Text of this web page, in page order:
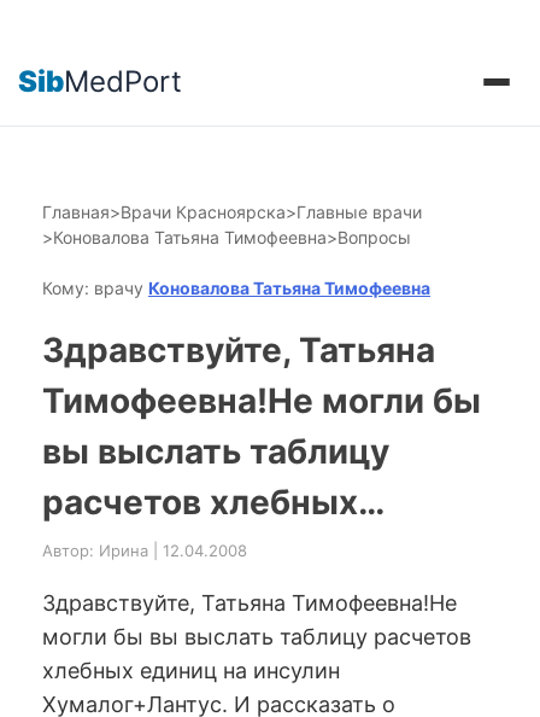
SibMedPort
Главная>Врачи Красноярска>Главные врачи
>Коновалова Татьяна Тимофеевна>Вопросы
Кому: врачу Коновалова Татьяна Тимофеевна
Здравствуйте, Татьяна
Тимофеевна!Не могли бы
вы выслать таблицу
расчетов хлебных…
Автор: Ирина | 12.04.2008
Здравствуйте, Татьяна Тимофеевна!Не
могли бы вы выслать таблицу расчетов
хлебных единиц на инсулин
Хумалог+Лантус. И рассказать о